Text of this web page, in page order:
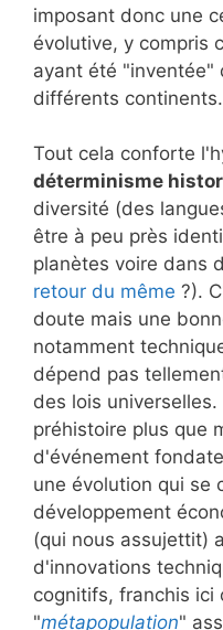
imposant donc une
évolutive, y compris
ayant été "inventée"
différents continents.
Tout cela conforte
déterminisme
diversité (des
être à peu près
planètes voire dans
retour du même ?).
doute mais une
notamment
dépend pas
des lois
préhistoire plus que
d'événement
une évolution qui se
développement
(qui nous assujettit)
d'innovations
cognitifs, franchis ici
"métapopulation"